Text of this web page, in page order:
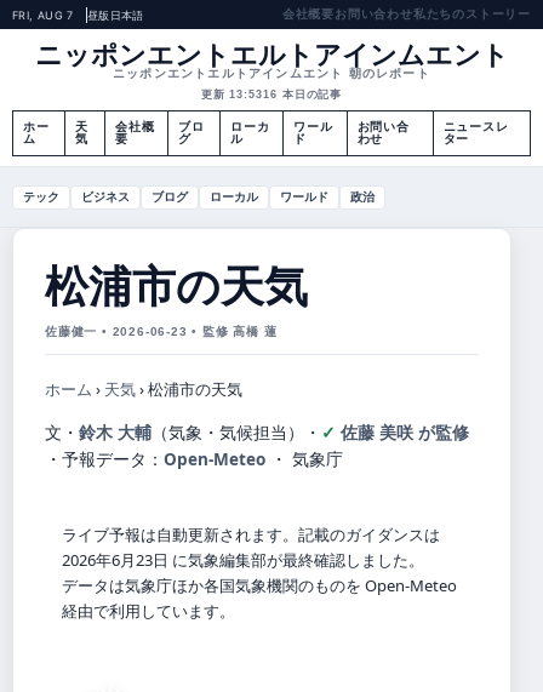
FRI, AUG 7 昼版 日本語 会社概要お問い合わせ私たちのストーリー
ニッポンエントエルトアインムエント
ニッポンエントエルトアインムエント 朝のレポート
更新 13:5316 本日の記事
ホー
ム
天
気
会社概
要
ブロ
グ
ローカ
ル
ワール
ド
お問い合
わせ
ニュースレ
ター
テック ビジネス ブログ ローカル ワールド 政治
松浦市の天気
佐藤健一 • 2026-06-23 • 監修 高橋 蓮
ホーム › 天気›松浦市の天気
文・ 鈴木 大輔 （気象・気候担当） ・
佐藤 美咲 が監修
・ 予報データ： Open-Meteo ・ 気象庁
ライブ予報は自動更新されます。記載のガイダンスは
2026年6月23日 に気象編集部が最終確認しました。
データは気象庁ほか各国気象機関のものを Open-Meteo
経由で利用しています。